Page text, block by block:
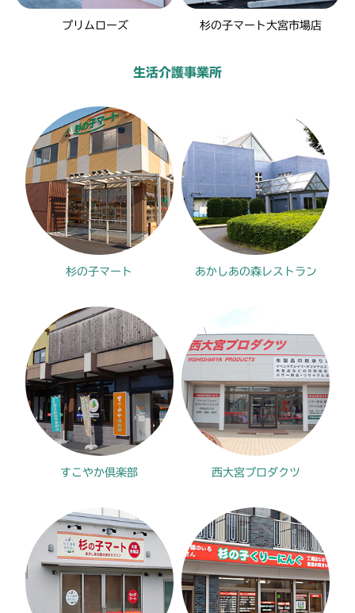
プリムローズ 杉の子マート大宮市場店
生活介護事業所
杉の子マート あかしあの森レストラン
すこやか倶楽部 西大宮プロダクツ